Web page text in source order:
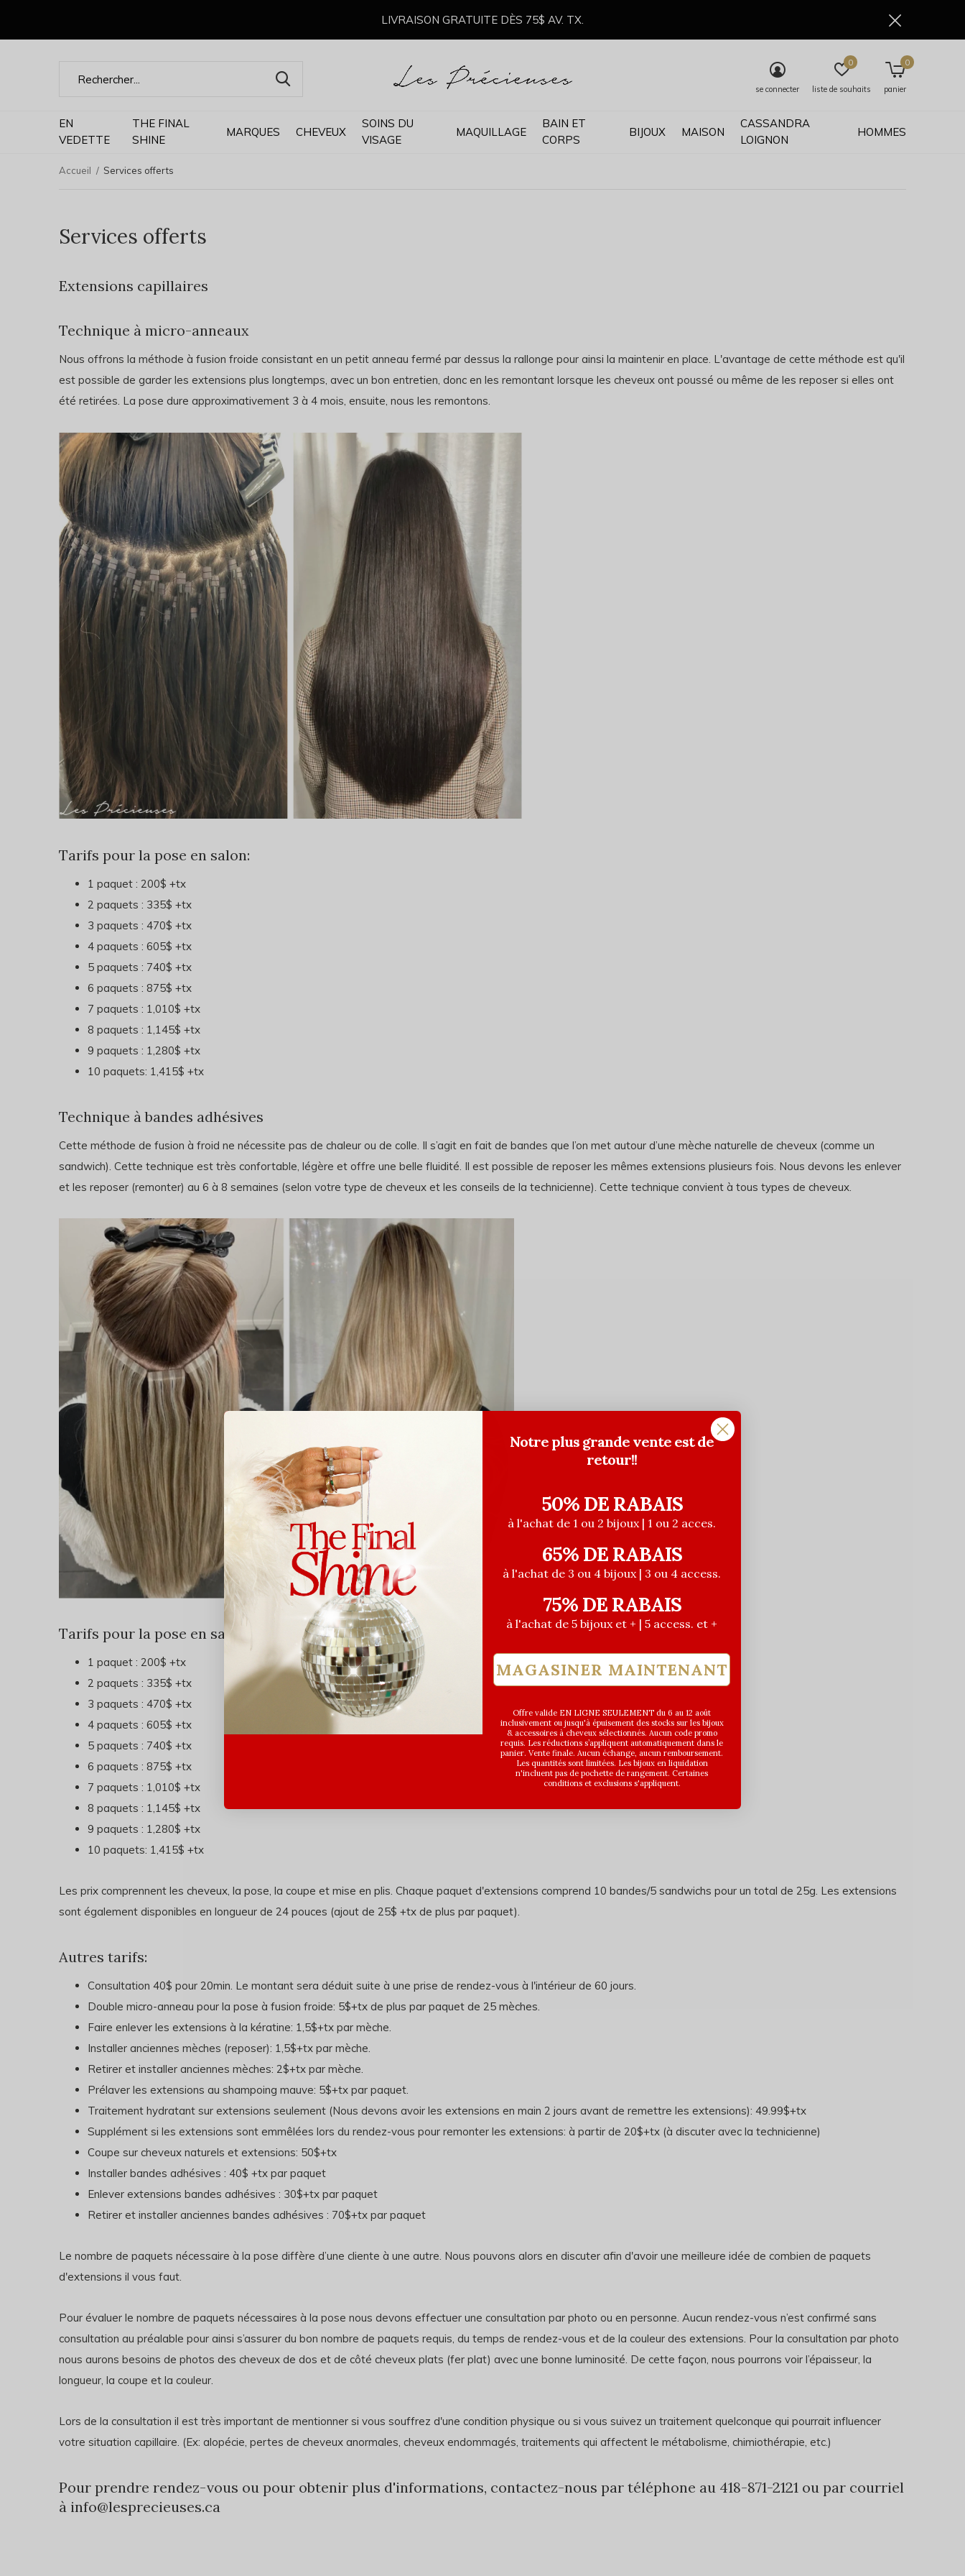
EN
VEDETTE
THE FINAL
SHINE
MARQUES CHEVEUX
SOINS DU
VISAGE
MAQUILLAGE
BAIN ET
CORPS
BIJOUX MAISON
CASSANDRA
LOIGNON
HOMMES
se connecter liste de souhaits
0
panier
0
LIVRAISON GRATUITE DÈS 75$ AV. TX.
Accueil Services offerts
Services offerts
Extensions capillaires
Technique à micro-anneaux
Nous offrons la méthode à fusion froide consistant en un petit anneau fermé par dessus la rallonge pour ainsi la maintenir en place. L'avantage de cette méthode est qu'il
est possible de garder les extensions plus longtemps, avec un bon entretien, donc en les remontant lorsque les cheveux ont poussé ou même de les reposer si elles ont
été retirées. La pose dure approximativement 3 à 4 mois, ensuite, nous les remontons.
Tarifs pour la pose en salon:
1 paquet : 200$ +tx
2 paquets : 335$ +tx
3 paquets : 470$ +tx
4 paquets : 605$ +tx
5 paquets : 740$ +tx
6 paquets : 875$ +tx
7 paquets : 1,010$ +tx
8 paquets : 1,145$ +tx
9 paquets : 1,280$ +tx
10 paquets: 1,415$ +tx
Technique à bandes adhésives
Cette méthode de fusion à froid ne nécessite pas de chaleur ou de colle. Il s’agit en fait de bandes que l’on met autour d’une mèche naturelle de cheveux (comme un
sandwich). Cette technique est très confortable, légère et offre une belle fluidité. Il est possible de reposer les mêmes extensions plusieurs fois. Nous devons les enlever
et les reposer (remonter) au 6 à 8 semaines (selon votre type de cheveux et les conseils de la technicienne). Cette technique convient à tous types de cheveux.
Tarifs pour la pose en salon:
1 paquet : 200$ +tx
2 paquets : 335$ +tx
3 paquets : 470$ +tx
4 paquets : 605$ +tx
5 paquets : 740$ +tx
6 paquets : 875$ +tx
7 paquets : 1,010$ +tx
8 paquets : 1,145$ +tx
9 paquets : 1,280$ +tx
10 paquets: 1,415$ +tx
Les prix comprennent les cheveux, la pose, la coupe et mise en plis. Chaque paquet d'extensions comprend 10 bandes/5 sandwichs pour un total de 25g. Les extensions
sont également disponibles en longueur de 24 pouces (ajout de 25$ +tx de plus par paquet).
Autres tarifs:
Consultation 40$ pour 20min. Le montant sera déduit suite à une prise de rendez-vous à l'intérieur de 60 jours.
Double micro-anneau pour la pose à fusion froide: 5$+tx de plus par paquet de 25 mèches.
Faire enlever les extensions à la kératine: 1,5$+tx par mèche.
Installer anciennes mèches (reposer): 1,5$+tx par mèche.
Retirer et installer anciennes mèches: 2$+tx par mèche.
Prélaver les extensions au shampoing mauve: 5$+tx par paquet.
Traitement hydratant sur extensions seulement (Nous devons avoir les extensions en main 2 jours avant de remettre les extensions): 49.99$+tx
Supplément si les extensions sont emmêlées lors du rendez-vous pour remonter les extensions: à partir de 20$+tx (à discuter avec la technicienne)
Coupe sur cheveux naturels et extensions: 50$+tx
Installer bandes adhésives : 40$ +tx par paquet
Enlever extensions bandes adhésives : 30$+tx par paquet
Retirer et installer anciennes bandes adhésives : 70$+tx par paquet
Le nombre de paquets nécessaire à la pose diffère d’une cliente à une autre. Nous pouvons alors en discuter afin d'avoir une meilleure idée de combien de paquets
d'extensions il vous faut.
Pour évaluer le nombre de paquets nécessaires à la pose nous devons effectuer une consultation par photo ou en personne. Aucun rendez-vous n’est confirmé sans
consultation au préalable pour ainsi s’assurer du bon nombre de paquets requis, du temps de rendez-vous et de la couleur des extensions. Pour la consultation par photo
nous aurons besoins de photos des cheveux de dos et de côté cheveux plats (fer plat) avec une bonne luminosité. De cette façon, nous pourrons voir l’épaisseur, la
longueur, la coupe et la couleur.
Lors de la consultation il est très important de mentionner si vous souffrez d'une condition physique ou si vous suivez un traitement quelconque qui pourrait influencer
votre situation capillaire. (Ex: alopécie, pertes de cheveux anormales, cheveux endommagés, traitements qui affectent le métabolisme, chimiothérapie, etc.)
Pour prendre rendez-vous ou pour obtenir plus d'informations, contactez-nous par téléphone au 418-871-2121 ou par courriel
à info@lesprecieuses.ca
Notre plus grande vente est de
retour!!
50% DE RABAIS
à l'achat de 1 ou 2 bijoux | 1 ou 2 acces.
65% DE RABAIS
à l'achat de 3 ou 4 bijoux | 3 ou 4 access.
75% DE RABAIS
à l'achat de 5 bijoux et + | 5 access. et +
MAGASINER MAINTENANT
Offre valide EN LIGNE SEULEMENT du 6 au 12 août
inclusivement ou jusqu'à épuisement des stocks sur les bijoux
& accessoires à cheveux sélectionnés. Aucun code promo
requis. Les réductions s’appliquent automatiquement dans le
panier. Vente finale. Aucun échange, aucun remboursement.
Les quantités sont limitées. Les bijoux en liquidation
n'incluent pas de pochette de rangement. Certaines
conditions et exclusions s'appliquent.